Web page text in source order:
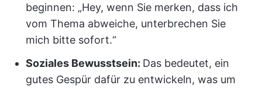
beginnen: „Hey, wenn Sie merken, dass ich
vom Thema abweiche, unterbrechen Sie
mich bitte sofort.“
Soziales Bewusstsein: Das bedeutet, ein
gutes Gespür dafür zu entwickeln, was um